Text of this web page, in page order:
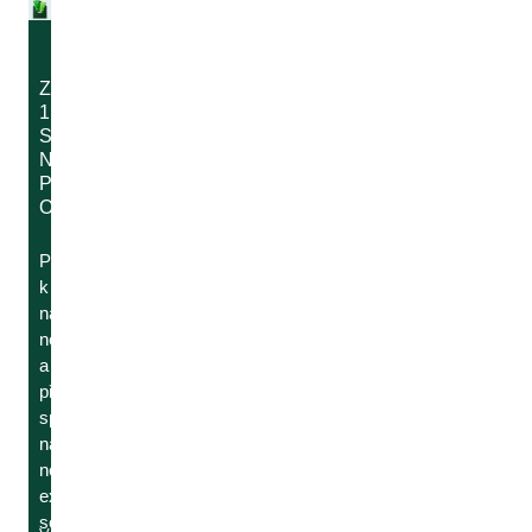
ZÍSKEJTE
15%
SLEVU
NA
PRVNÍ
OBJEDNÁVKU¹
Přihlaste se
k odběru
našeho
newsletteru
a získejte
přístup ke
speciálním
nabídkám,
novinkám i
exkluzivním
soutěžím.